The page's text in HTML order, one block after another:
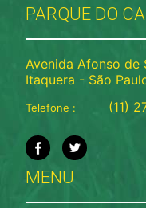
PARQUE DO
Avenida Afonso de
Itaquera - São
Telefone : (11)
MENU